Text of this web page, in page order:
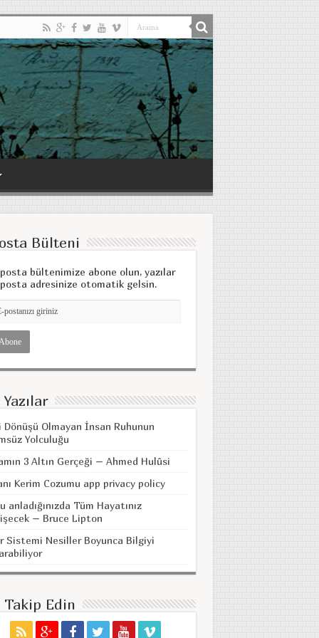
Bülteni
bültenimize abone olun, yazılar
adresinize otomatik gelsin.
Dönüşü Olmayan İnsan Ruhunun
Yolculuğu
3 Altın Gerçeği – Ahmed Hulûsi
Kerim Cozumu app privacy policy
anladığınızda Tüm Hayatınız
– Bruce Lipton
Sistemi Nesiller Boyunca Bilgiyi
Takip Edin